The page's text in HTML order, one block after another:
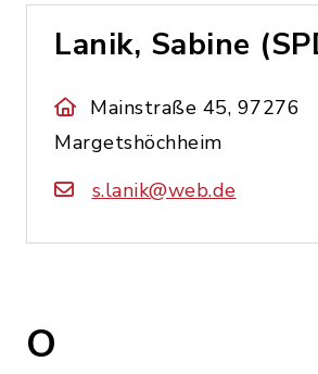
Lanik, Sabine
Mainstraße 45, 97276
Margetshöchheim
s.lanik@web.de
O